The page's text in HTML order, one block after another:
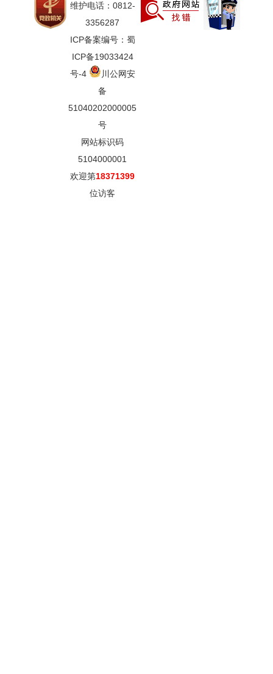
维护电话：0812-
3356287
ICP备案编号：蜀
ICP备19033424
号-4
川公网安
备
51040202000005
号
网站标识码
5104000001
欢迎第18371399
位访客